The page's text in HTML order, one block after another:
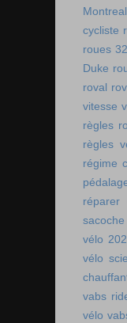
Montreal
cycliste
roues 32
Duke
roval
vitesse
règles
règles
régime
réparer
vélo
vélo
vabs
vélo